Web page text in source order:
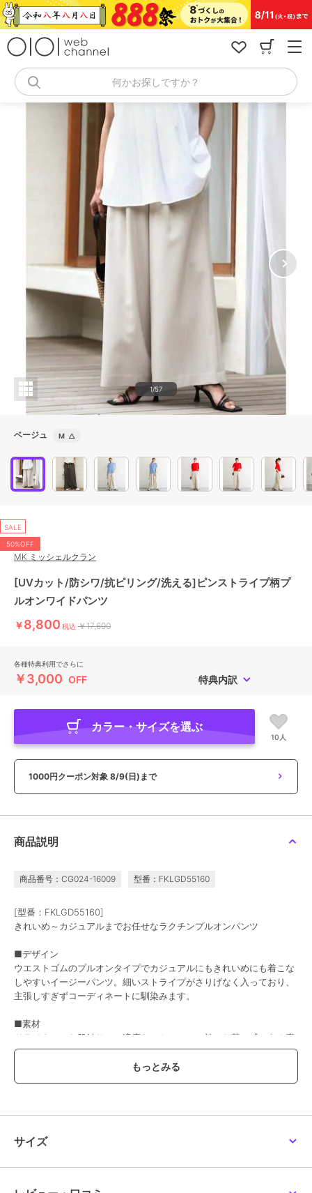
コ
ン
何かお探しですか？
1/57
ベージュ M △
SALE
50%OFF
MK ミッシェルクラン
[UVカット/防シワ/抗ピリング/洗える]ピンストライプ柄プ
ルオンワイドパンツ
￥8,800 税込 ￥17,600
各種特典利用でさらに
￥3,000 OFF 特典内訳
カラー・サイズを選ぶ
10人
1000円クーポン対象 8/9(日)まで
商品説明
商品番号：CG024-16009 型番：FKLGD55160
[型番：FKLGD55160]
きれいめ～カジュアルまでお任せなラクチンプルオンパンツ
■デザイン
ウエストゴムのプルオンタイプでカジュアルにもきれいめにも着こな
しやすいイージーパンツ。細いストライプがさりげなく入っており、
主張しすぎずコーディネートに馴染みます。
■素材
ドライタッチな肌触りに、適度なストレッチの効いた落ち感のある素
材を使用。シワにもなりにくいイージーケアな素材は、UVカット、
防シワ、抗ピリングの嬉しい機能付き。
ではちょっときれいめなシーンにも活躍してくれます。
サイズ